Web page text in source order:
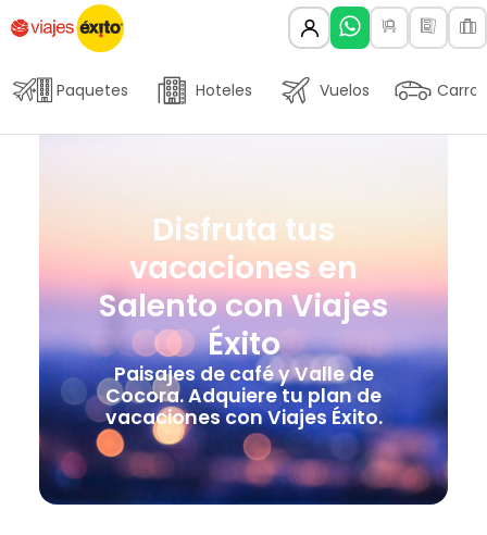
Paquetes Hoteles Vuelos Carros
Disfruta tus
vacaciones en
Salento con Viajes
Éxito
Paisajes de café y Valle de
Cocora. Adquiere tu plan de
vacaciones con Viajes Éxito.